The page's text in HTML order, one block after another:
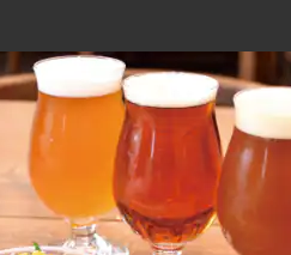
湯川町 グルメ